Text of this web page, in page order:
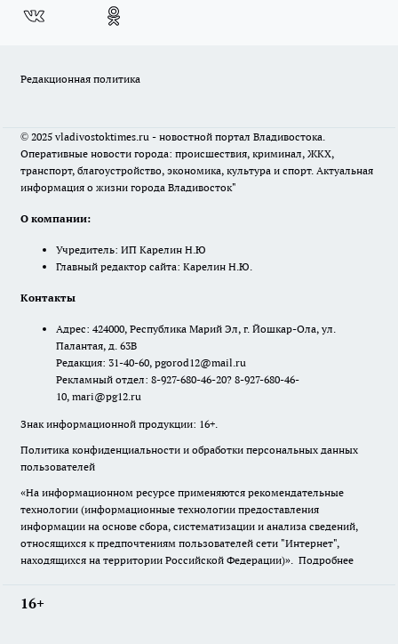
Редакционная политика
© 2025 vladivostoktimes.ru - новостной портал Владивостока.
Оперативные новости города: происшествия, криминал, ЖКХ,
транспорт, благоустройство, экономика, культура и спорт. Актуальная
информация о жизни города Владивосток"
О компании:
Учредитель: ИП Карелин Н.Ю
Главный редактор сайта: Карелин Н.Ю.
Контакты
Адрес: 424000, Республика Марий Эл, г. Йошкар-Ола, ул.
Палантая, д. 63В
Редакция: 31-40-60, pgorod12@mail.ru
Рекламный отдел: 8-927-680-46-20? 8-927-680-46-
10, mari@pg12.ru
Знак информационной продукции: 16+.
Политика конфиденциальности и обработки персональных данных
пользователей
«На информационном ресурсе применяются рекомендательные
технологии (информационные технологии предоставления
информации на основе сбора, систематизации и анализа сведений,
относящихся к предпочтениям пользователей сети "Интернет",
находящихся на территории Российской Федерации)». Подробнее
16+